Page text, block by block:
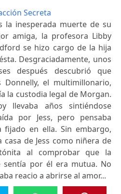
Secreta
la inesperada muerte de su
amiga, la profesora Libby
se hizo cargo de la hija
Desgraciadamente, unos
después descubrió que
Donnelly, el multimillonario,
la custodia legal de Morgan.
llevaba años sintiéndose
por Jess, pero pensaba
fijado en ella. Sin embargo,
de Jess como niñera de
al comprobar que la
sentía por él era mutua. No
reacio a abrirse al amor...